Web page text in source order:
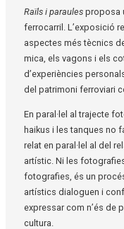
Raïls i paraulesproposa
ferrocarril. L’exposició
aspectes més tècnics
mica, els vagons i els
d’experiències
del patrimoni ferroviari
En paral·lel al trajecte
haikus i les tanques no
relat en paral·lel al del
artístic. Ni les
fotografies, és un
artístics dialoguen i
expressar com n’és de
cultura.